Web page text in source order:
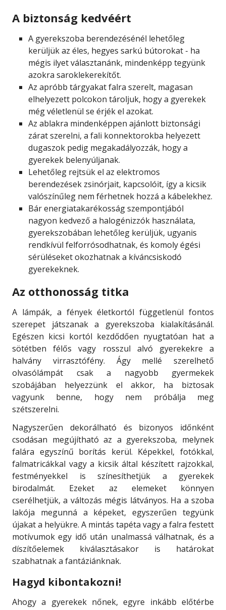
A biztonság kedvéért
A gyerekszoba berendezésénél lehetőleg
kerüljük az éles, hegyes sarkú bútorokat - ha
mégis ilyet választanánk, mindenképp tegyünk
azokra saroklekerekítőt.
Az apróbb tárgyakat falra szerelt, magasan
elhelyezett polcokon tároljuk, hogy a gyerekek
még véletlenül se érjék el azokat.
Az ablakra mindenképpen ajánlott biztonsági
zárat szerelni, a fali konnektorokba helyezett
dugaszok pedig megakadályozzák, hogy a
gyerekek belenyúljanak.
Lehetőleg rejtsük el az elektromos
berendezések zsinórjait, kapcsolóit, így a kicsik
valószínűleg nem férhetnek hozzá a kábelekhez.
Bár energiatakarékosság szempontjából
nagyon kedvező a halogénizzók használata,
gyerekszobában lehetőleg kerüljük, ugyanis
rendkívül felforrósodhatnak, és komoly égési
sérüléseket okozhatnak a kíváncsiskodó
gyerekeknek.
Az otthonosság titka
A lámpák, a fények életkortól függetlenül fontos
szerepet játszanak a gyerekszoba kialakításánál.
Egészen kicsi kortól kezdődően nyugtatóan hat a
sötétben félős vagy rosszul alvó gyerekekre a
halvány virrasztófény. Ágy mellé szerelhető
olvasólámpát csak a nagyobb gyermekek
szobájában helyezzünk el akkor, ha biztosak
vagyunk benne, hogy nem próbálja meg
szétszerelni.
Nagyszerűen dekorálható és bizonyos időnként
csodásan megújítható az a gyerekszoba, melynek
falára egyszínű borítás kerül. Képekkel, fotókkal,
falmatricákkal vagy a kicsik által készített rajzokkal,
festményekkel is színesíthetjük a gyerekek
birodalmát. Ezeket az elemeket könnyen
cserélhetjük, a változás mégis látványos. Ha a szoba
lakója megunná a képeket, egyszerűen tegyünk
újakat a helyükre. A mintás tapéta vagy a falra festett
motívumok egy idő után unalmassá válhatnak, és a
díszítőelemek kiválasztásakor is határokat
szabhatnak a fantáziánknak.
Hagyd kibontakozni!
Ahogy a gyerekek nőnek, egyre inkább előtérbe